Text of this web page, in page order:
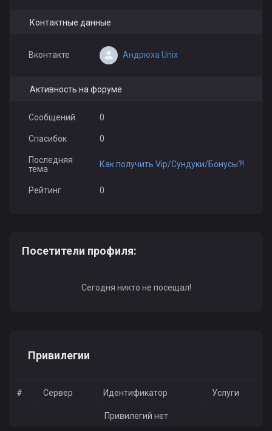
Контактные данные
Вконтакте Андрюха Unix
Активность на форуме
Сообщений 0
Спасибок 0
Последняя
тема
Как получить Vip/Сундуки/Бонусы?!
Рейтинг 0
Посетители профиля:
Сегодня никто не посещал!
Привилегии
# Сервер Идентификатор Услуги
Привилегий нет